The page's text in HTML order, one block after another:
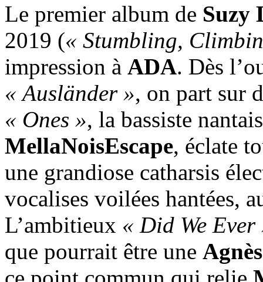
Le premier album de Suzy
2019 (« Stumbling,
impression à ADA. Dès
« Ausländer », on part sur
« Ones », la bassiste
MellaNoisEscape, éclate
une grandiose catharsis
vocalises voilées hantées,
L’ambitieux « Did We Ever
que pourrait être une